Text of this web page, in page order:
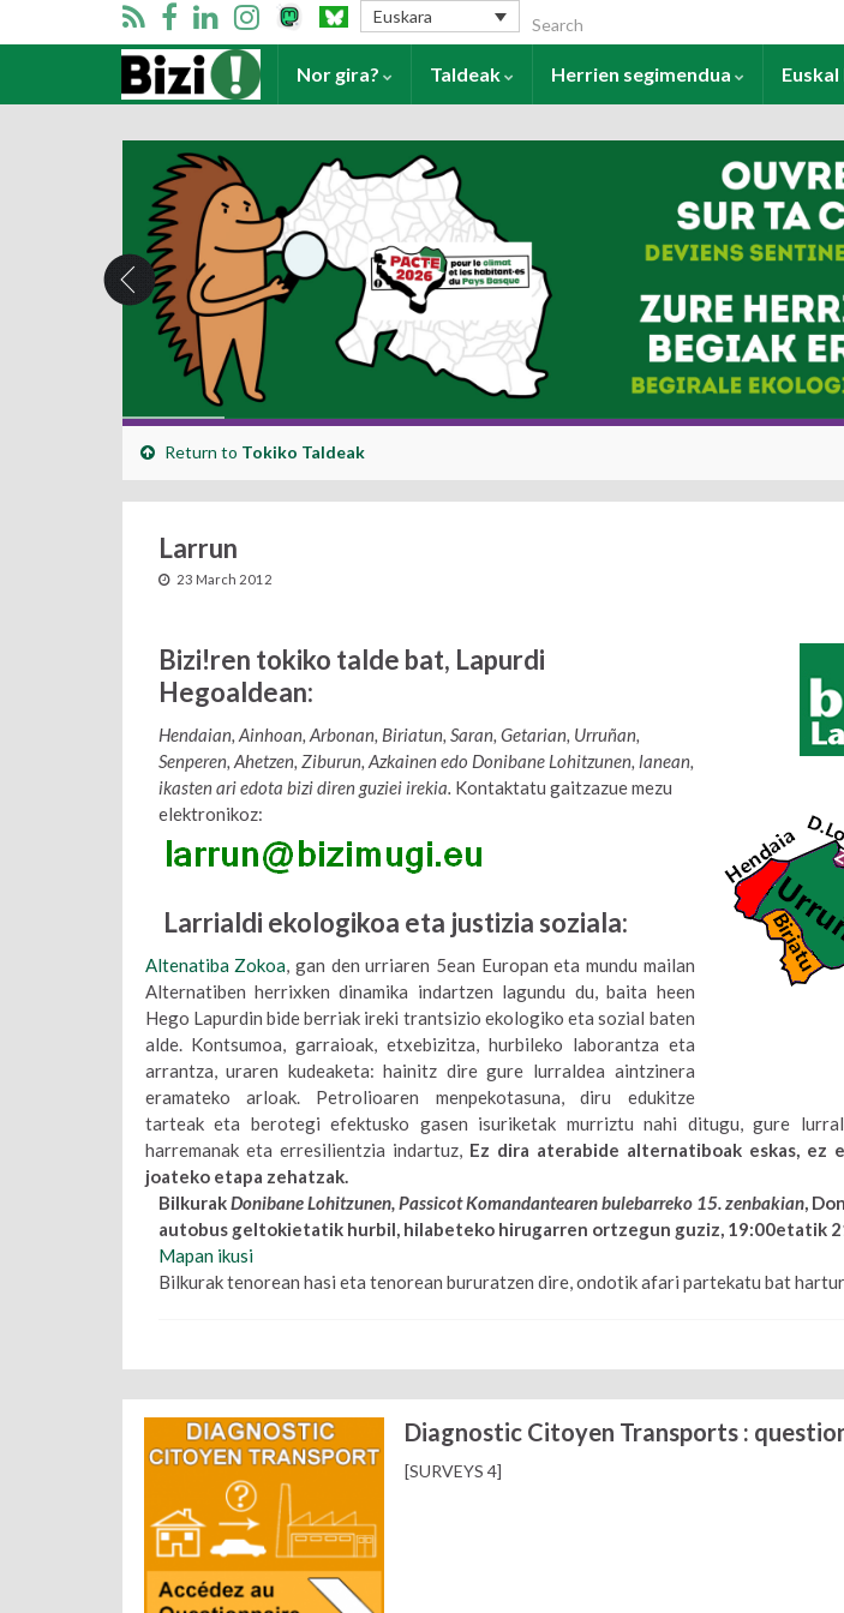
Euskara Search for:
Harrera Nor gira? Taldeak Herrien segimendua
Return to Tokiko Taldeak
Larrun
23 March 2012
Bizi!ren tokiko talde bat, Lapurdi
Hegoaldean:
Hendaian, Ainhoan, Arbonan, Biriatun, Saran, Getarian, Urruñan,
Senperen, Ahetzen, Ziburun, Azkainen edo Donibane Lohitzunen, lanean,
ikasten ari edota bizi diren guziei irekia. Kontaktatu gaitzazue mezu
elektronikoz:
Larrialdi ekologikoa eta justizia soziala:
Altenatiba Zokoa, gan den urriaren 5ean Europan eta mundu mailan
Alternatiben herrixken dinamika indartzen lagundu du, baita heen
Hego Lapurdin bide berriak ireki trantsizio ekologiko eta sozial baten
alde. Kontsumoa, garraioak, etxebizitza, hurbileko laborantza eta
arrantza, uraren kudeaketa: hainitz dire gure lurraldea aintzinera
eramateko arloak. Petrolioaren menpekotasuna, diru edukitze
tarteak eta berotegi efektusko gasen isuriketak murriztu nahi ditugu, gure
harremanak eta erresilientzia indartuz, Ez dira aterabide alternatiboak eskas,
joateko etapa zehatzak.
BilkurakDonibane Lohitzunen, Passicot Komandantearen bulebarreko 15. zenbakian,
autobus geltokietatik hurbil, hilabeteko hirugarren ortzegun guziz, 19:00etatik
Mapan ikusi
Bilkurak tenorean hasi eta tenorean bururatzen dire, ondotik afari partekatu bat
Diagnostic Citoyen Transports :
[SURVEYS 4]